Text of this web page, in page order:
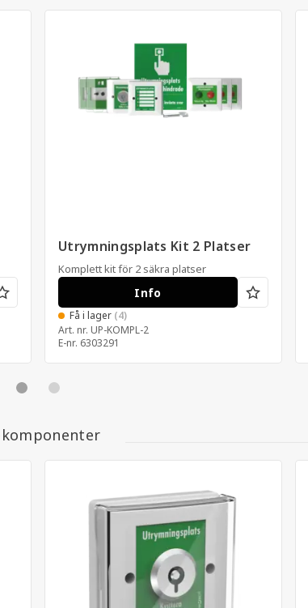
Utrymningsplats Kit 2 Platser
Komplett kit för 2 säkra platser
Info
Få i lager (4)
Art. nr. UP-KOMPL-2
E-nr. 6303291
komponenter